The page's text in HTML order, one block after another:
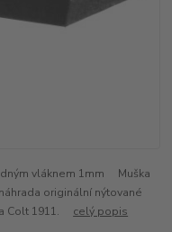
vláknem 1mm Muška
originální nýtované
Colt 1911. celý popis